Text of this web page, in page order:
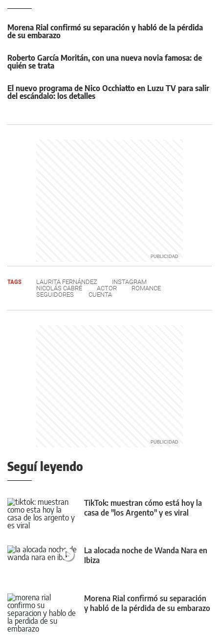
Morena Rial confirmó su separación y habló de la pérdida
de su embarazo
Roberto García Moritán, con una nueva novia famosa: de
quién se trata
El nuevo programa de Nico Occhiatto en Luzu TV para salir
del escándalo: los detalles
TAGS LAURITA FERNÁNDEZ
INSTAGRAM
NICOLÁS CABRÉ
ACTOR
ROMANCE
SEGUIDORES
CUENTA
Seguí leyendo
TikTok: muestran cómo está hoy la
casa de "los Argento" y es viral
La alocada noche de Wanda Nara en
Ibiza
Morena Rial confirmó su separación
y habló de la pérdida de su embarazo